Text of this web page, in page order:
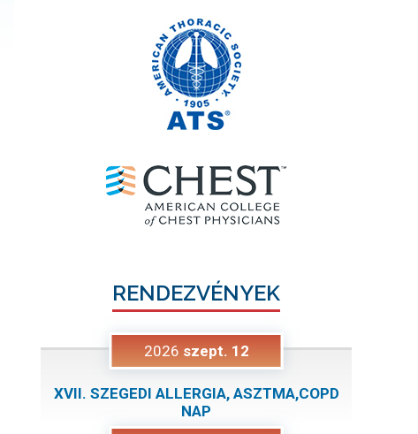
RENDEZVÉNYEK
2026 szept. 12
XVII. SZEGEDI ALLERGIA, ASZTMA,COPD
NAP